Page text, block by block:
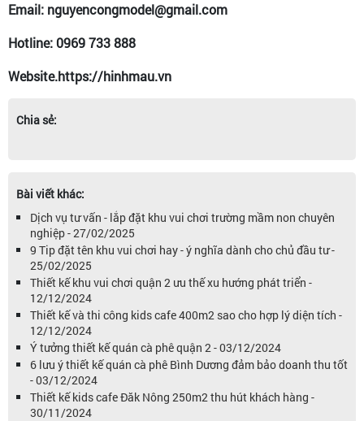
Email: nguyencongmodel@gmail.com
Hotline: 0969 733 888
Website.https://hinhmau.vn
Chia sẻ:
Bài viết khác:
Dịch vụ tư vấn - lắp đặt khu vui chơi trường mầm non chuyên
nghiệp - 27/02/2025
9 Tip đặt tên khu vui chơi hay - ý nghĩa dành cho chủ đầu tư -
25/02/2025
Thiết kế khu vui chơi quận 2 ưu thế xu hướng phát triển -
12/12/2024
Thiết kế và thi công kids cafe 400m2 sao cho hợp lý diện tích -
12/12/2024
Ý tưởng thiết kế quán cà phê quận 2 - 03/12/2024
6 lưu ý thiết kế quán cà phê Bình Dương đảm bảo doanh thu tốt
- 03/12/2024
Thiết kế kids cafe Đăk Nông 250m2 thu hút khách hàng -
30/11/2024